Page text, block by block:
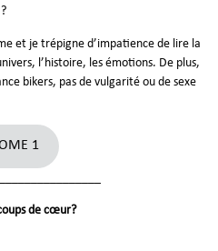
et je trépigne d’impatience de lire la
l’histoire, les émotions. De plus,
bikers, pas de vulgarité ou de sexe
1
de cœur?